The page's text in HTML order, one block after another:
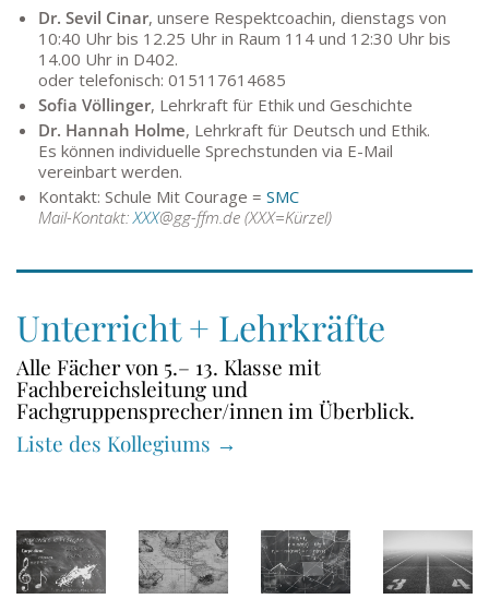
Dr. Sevil Cinar, unsere Respektcoachin, dienstags von
10:40 Uhr bis 12.25 Uhr in Raum 114 und 12:30 Uhr bis
14.00 Uhr in D402.
oder telefonisch: 015117614685
Sofia Völlinger, Lehrkraft für Ethik und Geschichte
Dr. Hannah Holme, Lehrkraft für Deutsch und Ethik.
Es können individuelle Sprechstunden via E-Mail
vereinbart werden.
Kontakt: Schule Mit Courage = SMC
Mail-Kontakt: XXX@gg-ffm.de (XXX=Kürzel)
Unterricht + Lehrkräfte
Alle Fächer von 5.– 13. Klasse mit
Fachbereichsleitung und
Fachgruppensprecher/innen im Überblick.
Liste des Kollegiums →